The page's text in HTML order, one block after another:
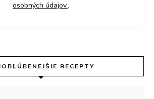
osobných údajov..
RECEPTY